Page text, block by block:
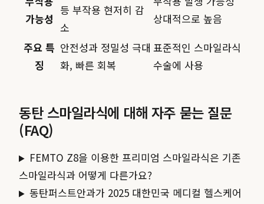
가능성
등 부작용 현저히 감
소
상대적으로 높음
주요 특
징
안전성과 정밀성 극대
화, 빠른 회복
표준적인 스마일라식
수술에 사용
동탄 스마일라식에 대해 자주 묻는 질문
(FAQ)
FEMTO Z8을 이용한 프리미엄 스마일라식은 기존
스마일라식과 어떻게 다른가요?
동탄퍼스트안과가 2025 대한민국 메디컬 헬스케어